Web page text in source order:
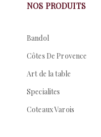
NOS PRODUITS
Bandol
Côtes De Provence
Art de la table
Specialites
Coteaux Varois